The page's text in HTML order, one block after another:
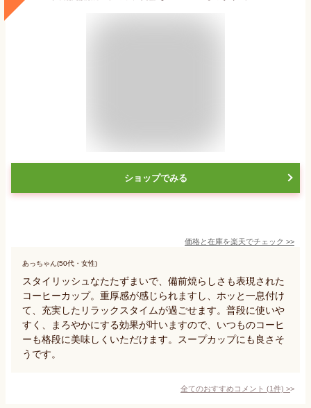
ショップでみる
価格と在庫を楽天でチェック >>
あっちゃん(50代・女性)
スタイリッシュなたたずまいで、備前焼らしさも表現された
コーヒーカップ。重厚感が感じられますし、ホッと一息付け
て、充実したリラックスタイムが過ごせます。普段に使いや
すく、まろやかにする効果が叶いますので、いつものコーヒ
ーも格段に美味しくいただけます。スープカップにも良さそ
うです。
全てのおすすめコメント (1件) >